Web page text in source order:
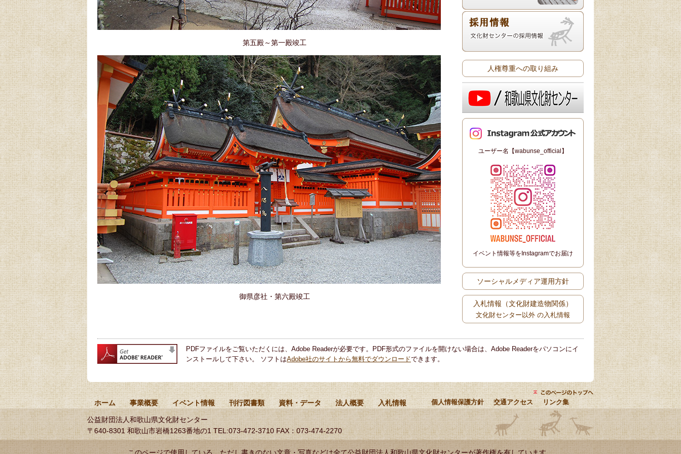
第五殿～第一殿竣工
御県彦社・第六殿竣工
人権尊重への取り組み
ユーザー名【wabunse_official】
イベント情報等をInstagramでお届け
ソーシャルメディア運用方針
入札情報（文化財建造物関係）
文化財センター以外 の入札情報
PDFファイルをご覧いただくには、Adobe Readerが必要です。PDF形式のファイルを開けない場合は、Adobe Readerをパソコンにイ
ンストールして下さい。 ソフトはAdobe社のサイトから無料でダウンロードできます。
ホーム 事業概要 イベント情報 刊行図書類 資料・データ 法人概要 入札情報 個人情報保護方針 交通アクセス リンク集
公益財団法人和歌山県文化財センター
〒640-8301 和歌山市岩橋1263番地の1TEL:073-472-3710 FAX：073-474-2270